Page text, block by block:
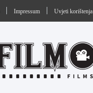
Impressum Uvjeti korištenja